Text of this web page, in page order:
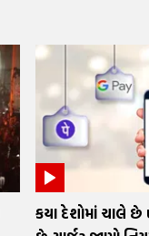
કયા દેશોમાં ચાલે